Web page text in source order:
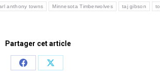
anthony towns Minnesota Timberwolves taj gibson
Partager cet article
Share
Share